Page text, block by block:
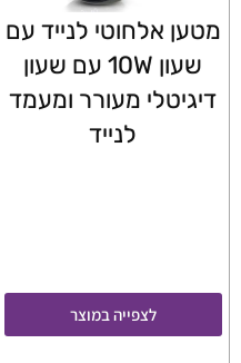
מטען אלחוטי לנייד עם
שעון 10W עם שעון
דיגיטלי מעורר ומעמד
לנייד
לצפייה במוצר